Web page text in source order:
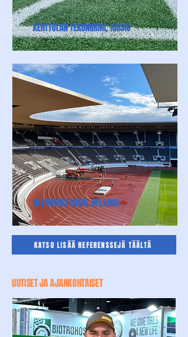
KATSO LISÄÄ REFERENSSEJÄ TÄÄLTÄ
KERTTULAN TEKONURMI, RAISIO
OLYMPIASTADION, HELSINKI
UUTISET JA AJANKOHTAISET